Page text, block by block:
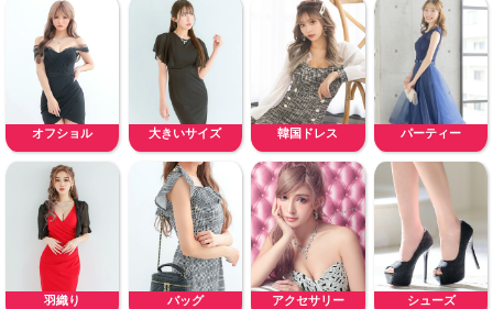
オフショル 大きいサイズ 韓国ドレス パーティー
羽織り バッグ アクセサリー シューズ